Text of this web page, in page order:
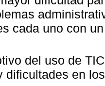
cada uno con
del uso de
dificultades en